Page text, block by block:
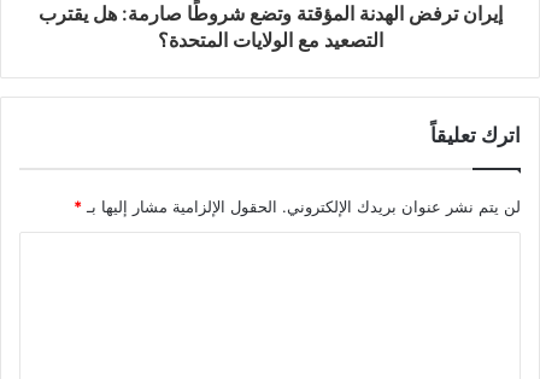
إيران ترفض الهدنة المؤقتة وتضع شروطًا صارمة: هل يقترب
التصعيد مع الولايات المتحدة؟
اترك تعليقاً
لن يتم نشر عنوان بريدك الإلكتروني. الحقول الإلزامية مشار إليها بـ *